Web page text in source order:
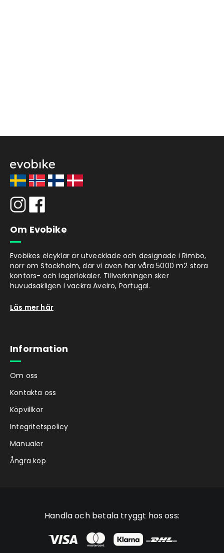
Om Evobike
Evobikes elcyklar är utvecklade och designade i Rimbo,
norr om Stockholm, där vi även har våra 5000 m2 stora
kontors- och lagerlokaler. Tillverkningen sker
huvudsakligen i vackra Aveiro, Portugal.
Läs mer här
Information
Om oss
Kontakta oss
Köpvillkor
Integritetspolicy
Manualer
Ångra köp
Handla och betala tryggt hos oss: